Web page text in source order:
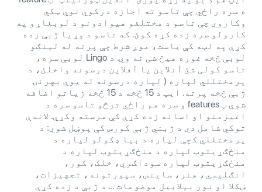
ه سره راځي چې تاسو ته اجازه درکوي نوي ټکي
وکاروي چې تاسو د مختلفو هیوادونو د لوبغاړو په
کارولو سره زده کړه کوئ. که تاسو د وړیا ژبې زده
کړې په لټه کې یاست، موږ شرط چې پرته له لینګو
لوبې څخه غوره هیڅ شی نه وي. د Lingo لوبې سره،
تاسو کولی شئ آنلاین یا آفلاین درسونه واخلئ، د
پرمختللي لپاره ( لپاره درسونه له یوې بهرنۍ
ژبې څخه پرته. ایپ د 15 څخه د 15 څخه زیاتو اضافه
شوي ب features و سره هم راځي ترڅو تاسو سره د
اغیزمنو او اسانه زده کړې کې مرسته وکړي. لاندې
توکي شامل دي د ژبني ژبې کورس کې پوښل شوي: د
پرمختللي کچې لپاره د بیا ډکولو لپاره د
منځګړیتوب لپاره د منځګړیتوب لپاره د
منځګړیتوب لپاره سوداګري، خلک، کور،
انګلیسي، هنر، ساینس، سپورتونه، تجهیزات،
ښکلا او نور بیلابیل موضوعات ... د ژبې د زده کړې